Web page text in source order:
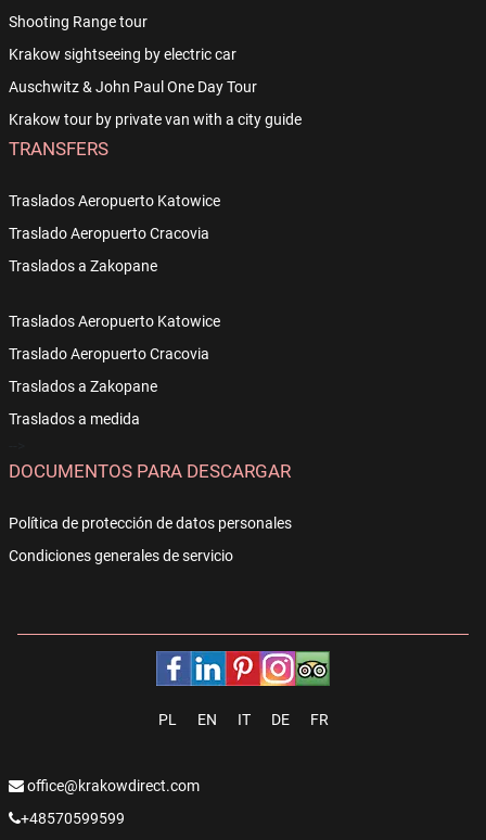
Shooting Range tour
Krakow sightseeing by electric car
Auschwitz & John Paul One Day Tour
Krakow tour by private van with a city guide
TRANSFERS
Traslados Aeropuerto Katowice
Traslado Aeropuerto Cracovia
Traslados a Zakopane
Traslados Aeropuerto Katowice
Traslado Aeropuerto Cracovia
Traslados a Zakopane
Traslados a medida
DOCUMENTOS PARA DESCARGAR
Política de protección de datos personales
Condiciones generales de servicio
PL EN IT DE FR
office@krakowdirect.com
+48570599599